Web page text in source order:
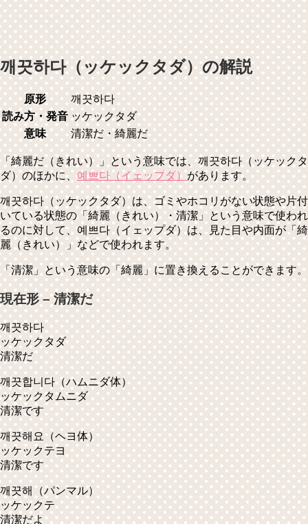
깨끗하다（ッケックタダ）の解説
原形
깨끗하다
読み方・発音 ッケックタダ
意味
清潔だ・綺麗だ
「綺麗だ（きれい）」という意味では、깨끗하다（ッケックタ
ダ）のほかに、예쁘다（イェップダ）があります。
깨끗하다（ッケックタダ）は、ゴミやホコリがない状態や片付
いている状態の「綺麗（きれい）・清潔」という意味で使われ
るのに対して、예쁘다（イェップダ）は、見た目や内面が「綺
麗（きれい）」などで使われます。
「清潔」という意味の「綺麗」に置き換えることができます。
現在形 – 清潔だ
깨끗하다
ッケックタダ
清潔だ
깨끗합니다（ハムニダ体）
ッケックタムニダ
清潔です
깨끗해요（ヘヨ体）
ッケックテヨ
清潔です
깨끗해（パンマル）
ッケックテ
清潔だよ